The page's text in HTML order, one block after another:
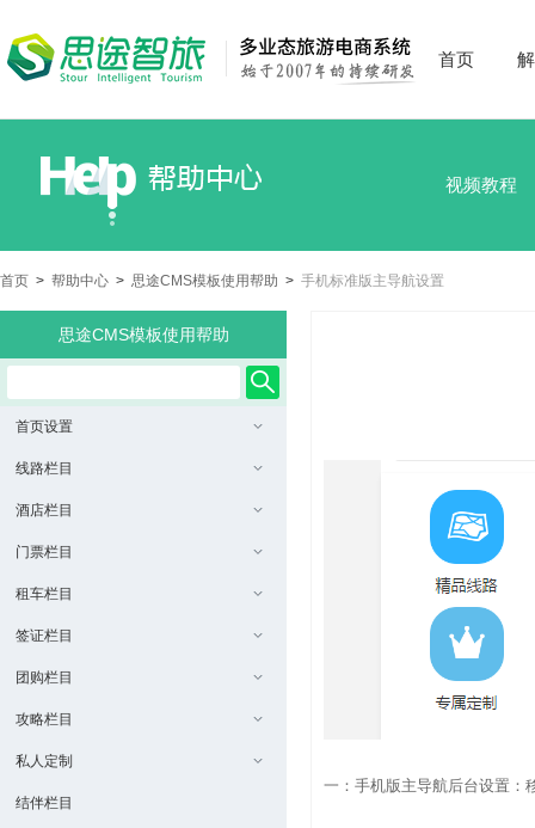
首页
视频教程
首页 > 帮助中心 > 思途CMS模板使用帮助 > 手机标准版主导航设置
思途CMS模板使用帮助
首页设置
线路栏目
酒店栏目
门票栏目
租车栏目
签证栏目
团购栏目
攻略栏目
私人定制
结伴栏目
一：手机版主导航后台设置：